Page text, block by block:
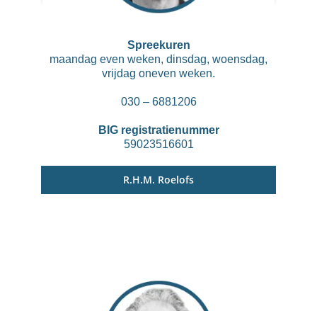
Spreekuren
maandag even weken, dinsdag, woensdag,
vrijdag oneven weken.
030 – 6881206
BIG registratienummer
59023516601
R.H.M. Roelofs